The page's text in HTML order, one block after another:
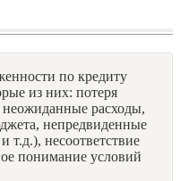
по кредиту
из них: потеря
расходы,
непредвиденные
т.д.), несоответствие
понимание условий